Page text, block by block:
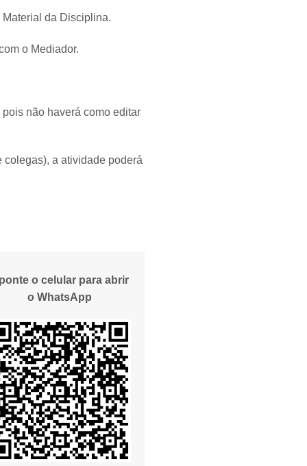
da Disciplina.
o Mediador.
não haverá como editar
a atividade poderá
o celular para abrir
o WhatsApp